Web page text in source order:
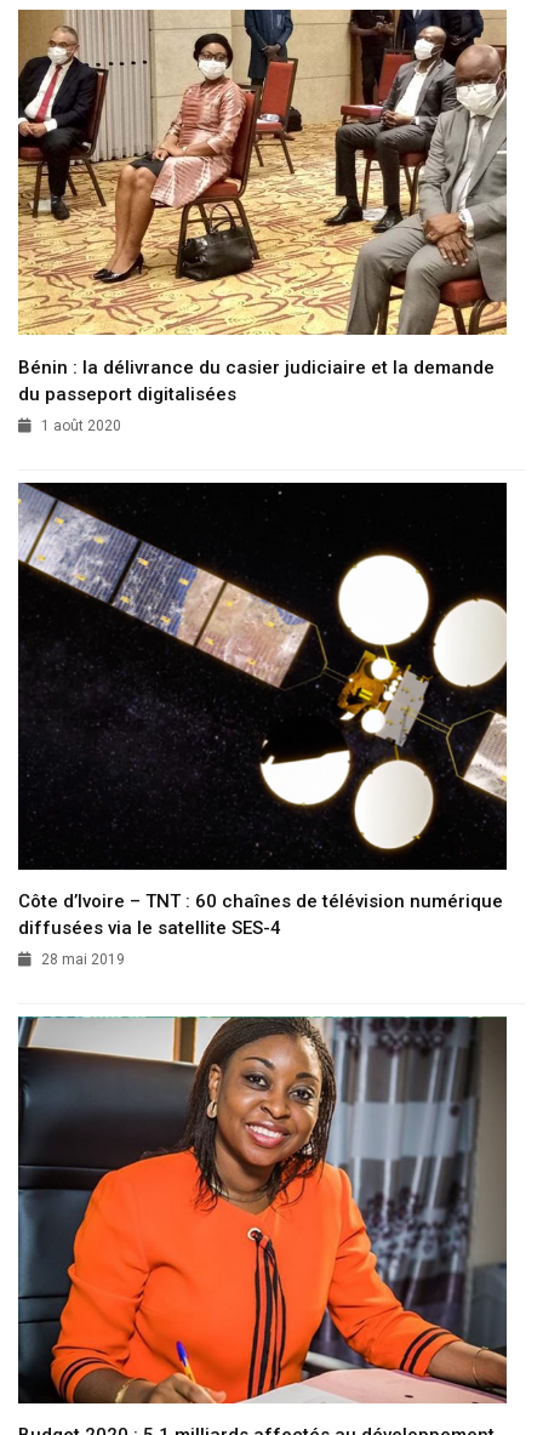
Bénin : la délivrance du casier judiciaire et la demande
du passeport digitalisées
1 août 2020
Côte d’Ivoire – TNT : 60 chaînes de télévision numérique
diffusées via le satellite SES-4
28 mai 2019